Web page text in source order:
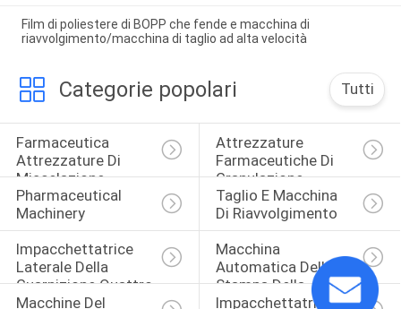
Film di poliestere di BOPP che fende e macchina di
riavvolgimento/macchina di taglio ad alta velocità
Categorie popolari Tutti
Farmaceutica
Attrezzature Di
Miscelazione
Attrezzature
Farmaceutiche Di
Granulazione
Pharmaceutical
Machinery
Taglio E Macchina
Di Riavvolgimento
Impacchettatrice
Laterale Della
Guarnizione Quattro
Macchina
Automatica Della
Stampa Della
Compressa
Macchine Del Impacchettatrici Di